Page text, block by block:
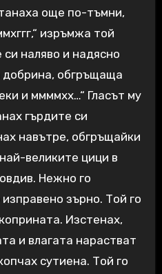
още по-тъмни,
изръмжа той
си наляво и надясно
добрина, обгръщаща
и ммммхх…“ Гласът му
гърдите си
навътре, обгръщайки
великите цици в
Нежно го
зърно. Той го
Изстенах,
и влагата нарастват
сутиена. Той го